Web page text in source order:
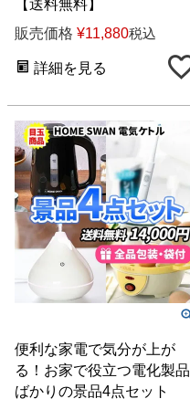
【送料無料】
販売価格 ¥11,880税込
詳細を見る
便利な家電で気分が上が
る！お家で役立つ電化製品
ばかりの景品4点セット